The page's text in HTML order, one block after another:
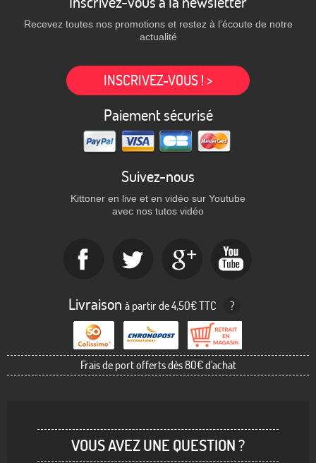
Recevez toutes nos promotions et restez à l'écoute de notre
actualité
INSCRIVEZ-VOUS ! >
Paiement sécurisé
Suivez-nous
Kittoner en live et en vidéo sur Youtube
avec nos tutos vidéo
Livraison à partir de 4,50€ TTC ?
Frais de port offerts dès 80€ d'achat
VOUS AVEZ UNE QUESTION ?